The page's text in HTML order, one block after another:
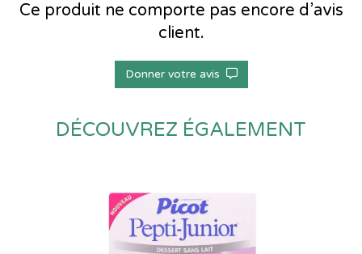
Ce produit ne comporte pas encore d’avis
client.
Donner votre avis
DÉCOUVREZ ÉGALEMENT